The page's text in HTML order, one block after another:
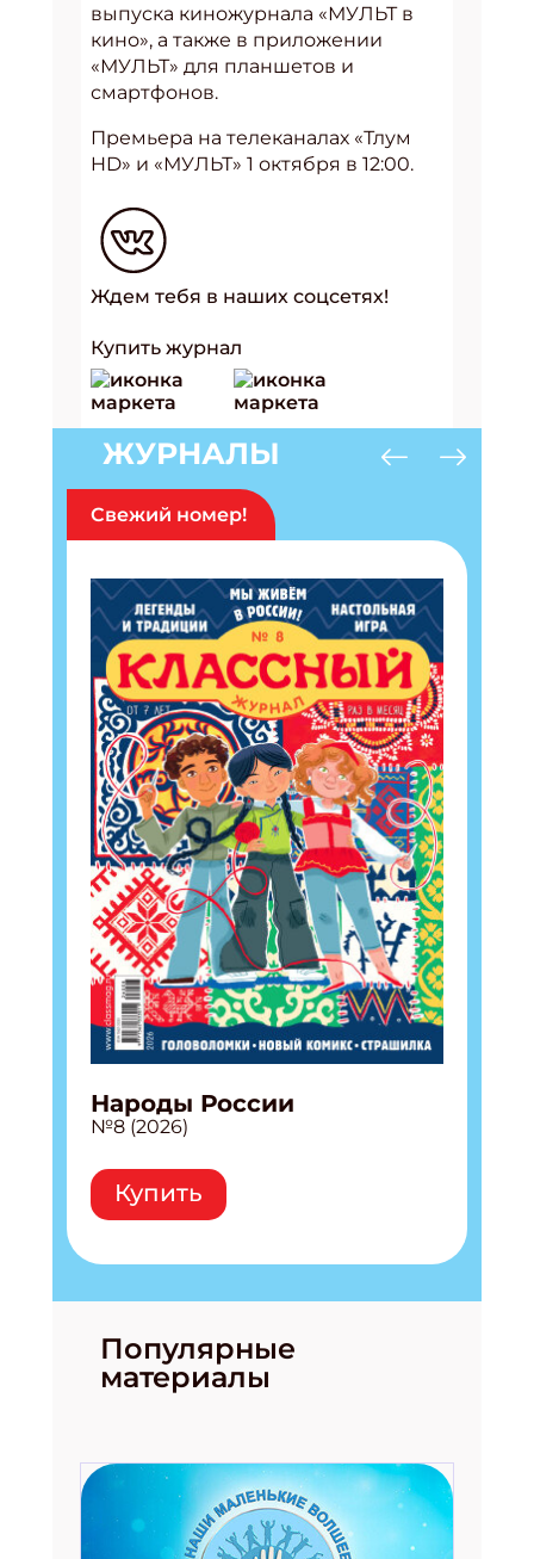
выпуска киножурнала «МУЛЬТ в
кино», а также в приложении
«МУЛЬТ» для планшетов и
смартфонов.
Премьера на телеканалах «Тлум
HD» и «МУЛЬТ» 1 октября в 12:00.
Ждем тебя в наших соцсетях!
Купить журнал
ЖУРНАЛЫ
Свежий номер!
Народы России
№8 (2026)
Купить
Популярные
материалы